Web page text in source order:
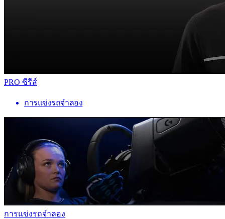
PRO ซีรีส์
การแข่งรถจำลอง
การแข่งรถจำลอง